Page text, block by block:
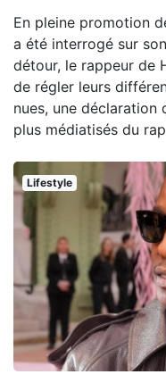
En pleine promotion
a été interrogé sur
détour, le rappeur de
de régler leurs
nues, une déclaration
plus médiatisés du
Lifestyle